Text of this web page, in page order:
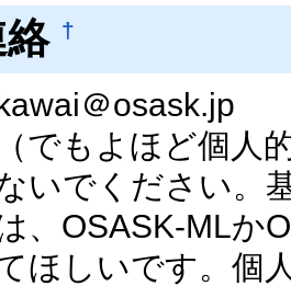
†
＠osask.jp
（でもよほど個人
いでください。
、OSASK-MLか
ほしいです。個